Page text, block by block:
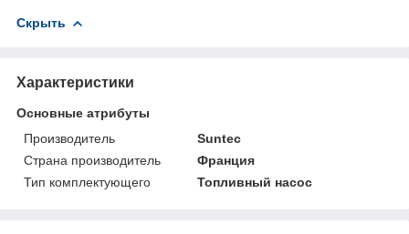
Скрыть
Характеристики
Основные атрибуты
Производитель
Suntec
Страна производитель
Франция
Тип комплектующего
Топливный насос